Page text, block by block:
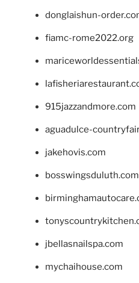
donglaishun-
fiamc-rome2022.org
915jazzandmore.com
aguadulce-
jakehovis.com
bosswingsduluth.com
jbellasnailspa.com
mychaihouse.com